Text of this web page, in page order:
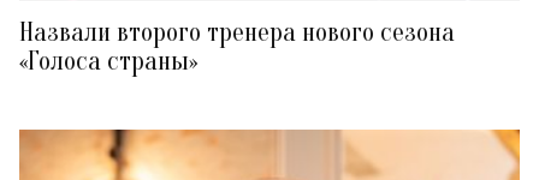
Назвали второго тренера нового сезона
«Голоса страны»